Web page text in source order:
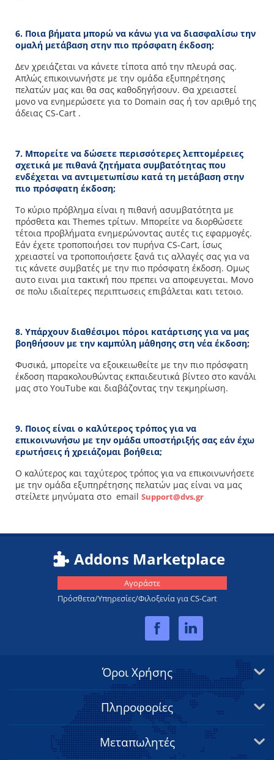
6. Ποια βήματα μπορώ να κάνω για να διασφαλίσω την
ομαλή μετάβαση στην πιο πρόσφατη έκδοση;
Δεν χρειάζεται να κάνετε τίποτα από την πλευρά σας.
Απλώς επικοινωνήστε με την ομάδα εξυπηρέτησης
πελατών μας και θα σας καθοδηγήσουν. Θα χρειαστεί
μονο να ενημερώσετε για το Domain σας ή τον αριθμό της
άδειας CS-Cart .
7. Μπορείτε να δώσετε περισσότερες λεπτομέρειες
σχετικά με πιθανά ζητήματα συμβατότητας που
ενδέχεται να αντιμετωπίσω κατά τη μετάβαση στην
πιο πρόσφατη έκδοση;
Το κύριο πρόβλημα είναι η πιθανή ασυμβατότητα με
πρόσθετα και Themes τρίτων. Μπορείτε να διορθώσετε
τέτοια προβλήματα ενημερώνοντας αυτές τις εφαρμογές.
Εάν έχετε τροποποιήσει τον πυρήνα CS-Cart, ίσως
χρειαστεί να τροποποιήσετε ξανά τις αλλαγές σας για να
τις κάνετε συμβατές με την πιο πρόσφατη έκδοση. Ομως
αυτο ειναι μια τακτική που πρεπει να αποφευγεται. Μονο
σε πολυ ιδιαίτερες περιπτωσεις επιβάλεται κατι τετοιο.
8. Υπάρχουν διαθέσιμοι πόροι κατάρτισης για να μας
βοηθήσουν με την καμπύλη μάθησης στη νέα έκδοση;
Φυσικά, μπορείτε να εξοικειωθείτε με την πιο πρόσφατη
έκδοση παρακολουθώντας εκπαιδευτικά βίντεο στο κανάλι
μας στο YouTube και διαβάζοντας την τεκμηρίωση.
9. Ποιος είναι ο καλύτερος τρόπος για να
επικοινωνήσω με την ομάδα υποστήριξής σας εάν έχω
ερωτήσεις ή χρειάζομαι βοήθεια;
Ο καλύτερος και ταχύτερος τρόπος για να επικοινωνήσετε
με την ομάδα εξυπηρέτησης πελατών μας είναι να μας
στείλετε μηνύματα στο email Support@dvs.gr
Addons Marketplace
Αγοράστε
Πρόσθετα/Υπηρεσίες/Φιλοξενία για CS-Cart
Όροι Χρήσης
Πληροφορίες
Μεταπωλητές